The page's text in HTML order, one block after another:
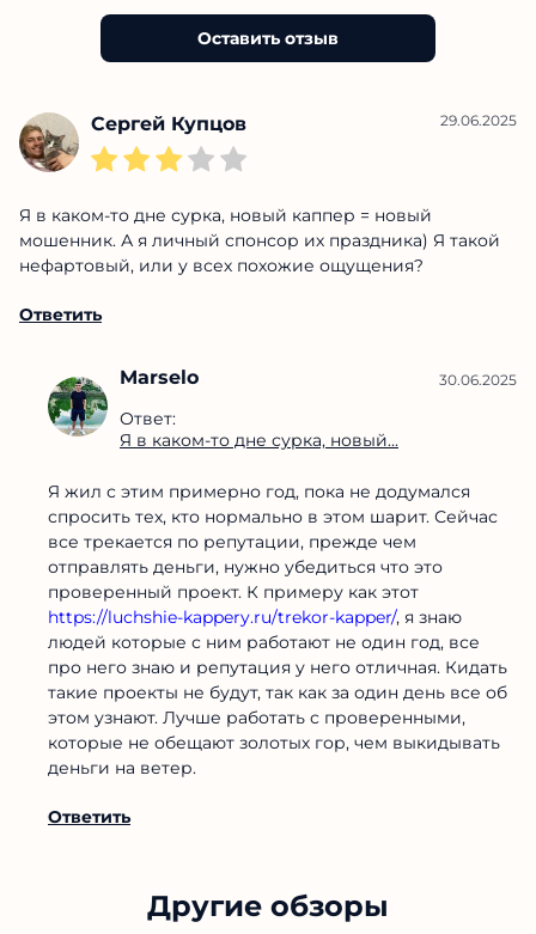
Оставить отзыв
Сергей Купцов 29.06.2025
Я в каком-то дне сурка, новый каппер = новый
мошенник. А я личный спонсор их праздника) Я такой
нефартовый, или у всех похожие ощущения?
Ответить
Marselo
Ответ:
Я в каком-то дне сурка, новый...
30.06.2025
Я жил с этим примерно год, пока не додумался
спросить тех, кто нормально в этом шарит. Сейчас
все трекается по репутации, прежде чем
отправлять деньги, нужно убедиться что это
проверенный проект. К примеру как этот
https://luchshie-kappery.ru/trekor-kapper/, я знаю
людей которые с ним работают не один год, все
про него знаю и репутация у него отличная. Кидать
такие проекты не будут, так как за один день все об
этом узнают. Лучше работать с проверенными,
которые не обещают золотых гор, чем выкидывать
деньги на ветер.
Ответить
Другие обзоры